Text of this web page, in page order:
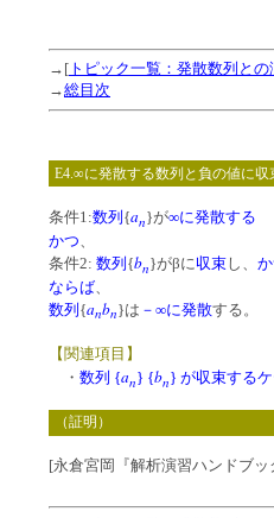
→[ トピック一覧：発散数列との
→総目次
E4.∞に発散する数列と負の値に
条件1:数列 {an}が∞に発散する
かつ
条件2: 数列 {bn}がβに 収束し、
ならば
数列{anbn}は －∞に発散する
【関連項目】
・ 数列 {an} {bn} が収束する
（証明）
[永倉宮岡『解析演習ハンドブ